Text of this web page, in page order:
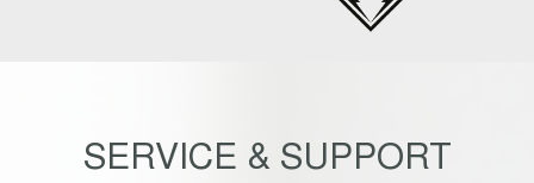
SERVICE & SUPPORT